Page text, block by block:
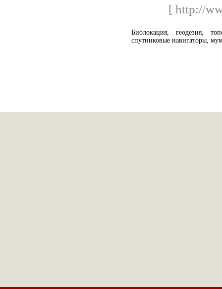
[ http://
Биолокация, геодезия,
спутниковые навигаторы,